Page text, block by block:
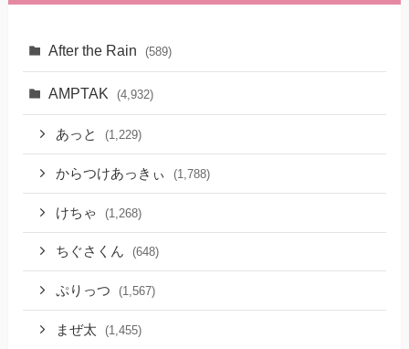
After the Rain (589)
AMPTAK (4,932)
あっと (1,229)
からつけあっきぃ (1,788)
けちゃ (1,268)
ちぐさくん (648)
ぷりっつ (1,567)
まぜ太 (1,455)